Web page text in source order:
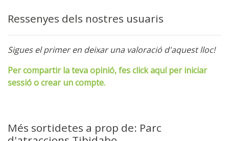
Ressenyes dels nostres usuaris
Sigues el primer en deixar una valoració d'aquest lloc!
Per compartir la teva opinió, fes click aquí per iniciar
sessió o crear un compte.
Més sortidetes a prop de: Parc